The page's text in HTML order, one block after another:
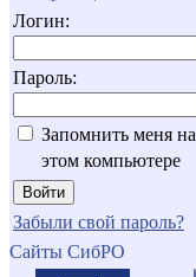
Логин:
Пароль:
Запомнить меня на
этом компьютере
Забыли свой пароль?
Сайты СибРО